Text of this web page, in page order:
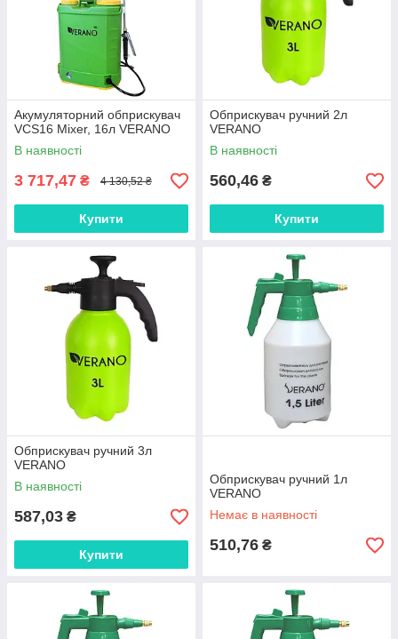
Акумуляторний обприскувач
VCS16 Mixer, 16л VERANO
В наявності
3 717,47 ₴ 4 130,52 ₴
Купити
Обприскувач ручний 2л
VERANO
В наявності
560,46 ₴
Купити
Обприскувач ручний 3л
VERANO
В наявності
587,03 ₴
Купити
Обприскувач ручний 1л
VERANO
Немає в наявності
510,76 ₴